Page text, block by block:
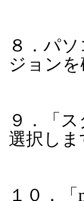
８．パ
ジョンを
９．「
選択しま
１０．「